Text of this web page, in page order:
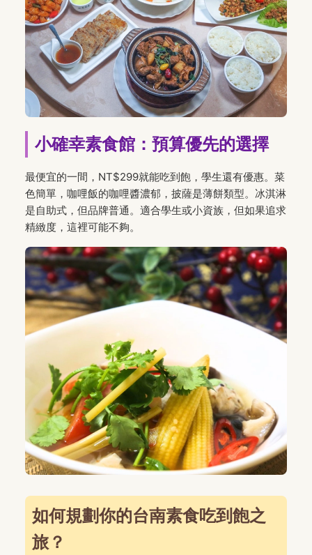
小確幸素食館：預算優先的選擇
最便宜的一間，NT$299就能吃到飽，學生還有優惠。菜
色簡單，咖哩飯的咖哩醬濃郁，披薩是薄餅類型。冰淇淋
是自助式，但品牌普通。適合學生或小資族，但如果追求
精緻度，這裡可能不夠。
如何規劃你的台南素食吃到飽之
旅？